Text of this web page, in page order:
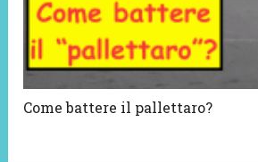
Come battere il pallettaro?